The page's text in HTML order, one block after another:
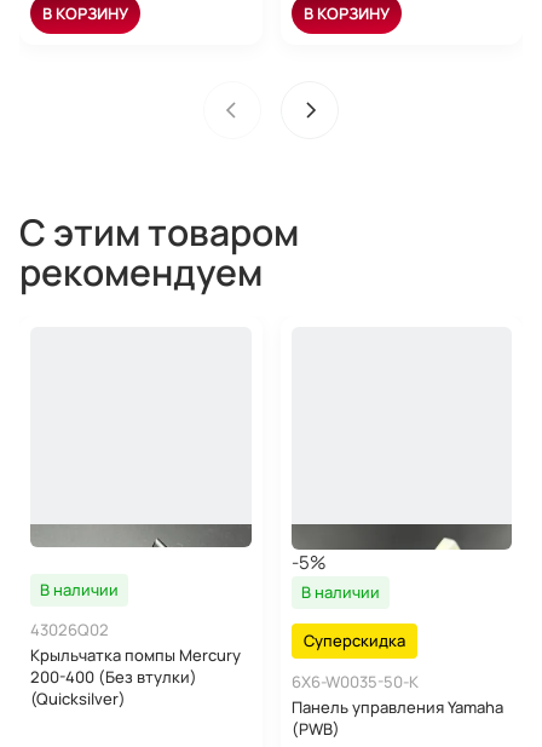
В КОРЗИНУ В КОРЗИНУ
С этим товаром
рекомендуем
В наличии
43026Q02
Крыльчатка помпы Mercury
200-400 (Без втулки)
(Quicksilver)
-5%
В наличии
Суперскидка
6X6-W0035-50-K
Панель управления Yamaha
(PWB)